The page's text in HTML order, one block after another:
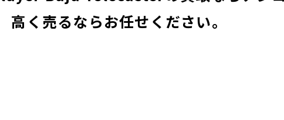
高く売るならお任せください。